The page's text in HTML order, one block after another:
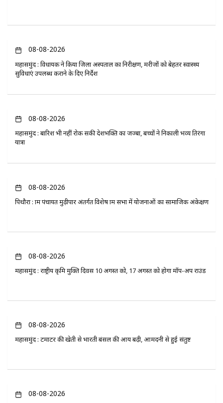
08-08-2026
महासमुंद : विधायक ने किया जिला अस्पताल का निरीक्षण, मरीजों को बेहतर स्वास्थ्य
सुविधाएं उपलब्ध कराने के दिए निर्देश
08-08-2026
महासमुंद : बारिश भी नहीं रोक सकी देशभक्ति का जज्बा, बच्चों ने निकाली भव्य तिरंगा
यात्रा
08-08-2026
पिथौरा : ग्राम पंचायत मुढ़ीपार अंतर्गत विशेष ग्राम सभा में योजनाओं का सामाजिक अंकेक्षण
08-08-2026
महासमुंद : राष्ट्रीय कृमि मुक्ति दिवस 10 अगस्त को, 17 अगस्त को होगा मॉप-अप राउंड
08-08-2026
महासमुंद : टमाटर की खेती से भारती बंसल की आय बढ़ी, आमदनी से हुई संतुष्ट
08-08-2026